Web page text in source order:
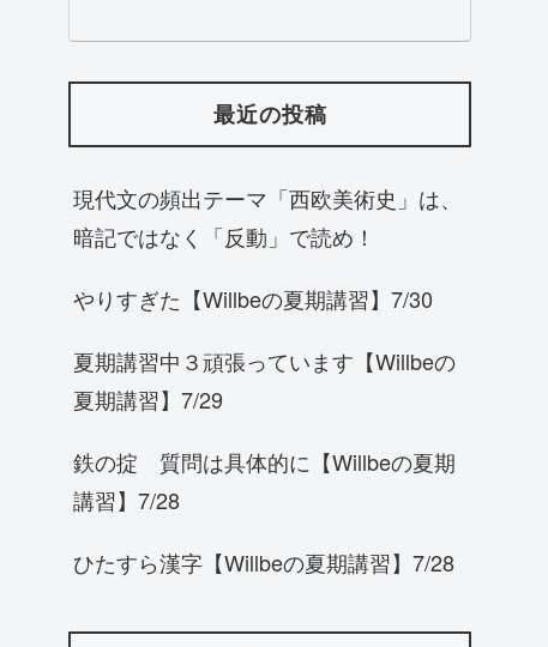
最近の投稿
現代文の頻出テーマ「西欧美術史」は、
暗記ではなく「反動」で読め！
やりすぎた【Willbeの夏期講習】7/30
夏期講習中３頑張っています【Willbeの
夏期講習】7/29
鉄の掟 質問は具体的に【Willbeの夏期
講習】7/28
ひたすら漢字【Willbeの夏期講習】7/28